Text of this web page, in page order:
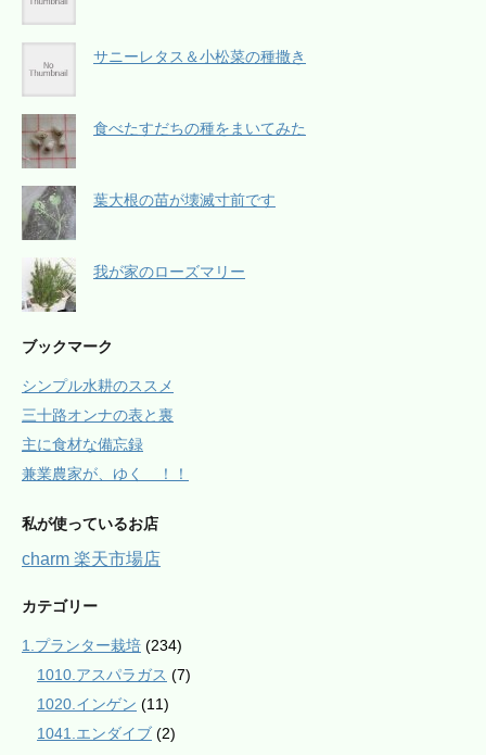
サニーレタス＆小松菜の種撒き
食べたすだちの種をまいてみた
葉大根の苗が壊滅寸前です
我が家のローズマリー
ブックマーク
シンプル水耕のススメ
三十路オンナの表と裏
主に食材な備忘録
兼業農家が、ゆく ！！
私が使っているお店
charm 楽天市場店
カテゴリー
1.プランター栽培 (234)
1010.アスパラガス (7)
1020.インゲン (11)
1041.エンダイブ (2)